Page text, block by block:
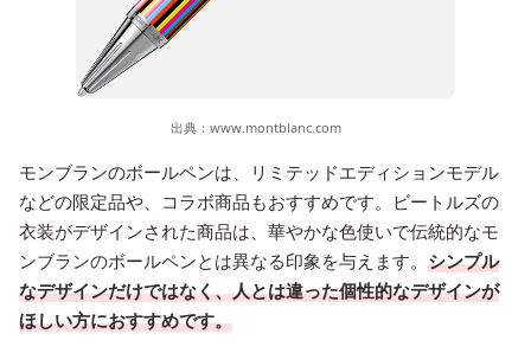
出典： www.montblanc.com
モンブランのボールペンは、リミテッドエディションモデル
などの限定品や、コラボ商品もおすすめです。ビートルズの
衣装がデザインされた商品は、華やかな色使いで伝統的なモ
ンブランのボールペンとは異なる印象を与えます。 シンプル
なデザインだけではなく、人とは違った個性的なデザインが
ほしい方におすすめです。